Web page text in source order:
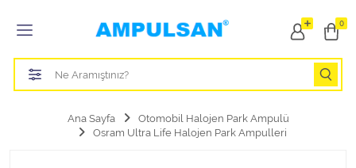
0
Tüm Kategoriler
Led Aydınlatma Ampulü
Otomobil Halojen Far Ampulü
Ana Sayfa
Otomobil Halojen Park Ampulü
Osram Ultra Life Halojen Park Ampulleri